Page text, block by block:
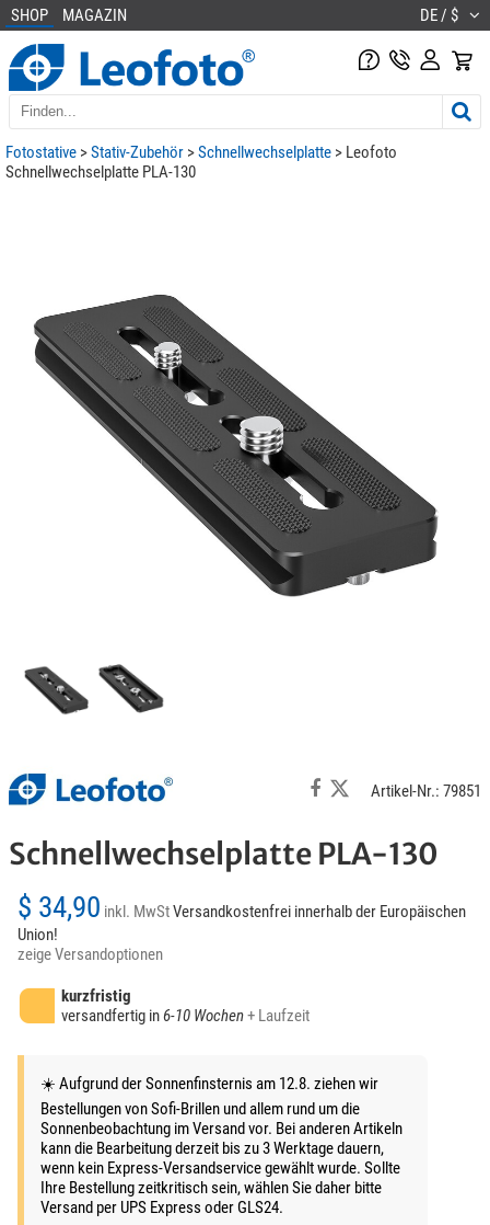
SHOP MAGAZIN DE / $
Fotostative >Stativ-Zubehör >Schnellwechselplatte > Leofoto
Schnellwechselplatte PLA-130
Artikel-Nr.: 79851
Schnellwechselplatte PLA-130
$ 34,90 inkl. MwStVersandkostenfrei innerhalb der Europäischen
Union!
zeige Versandoptionen
kurzfristig
versandfertig in6-10 Wochen+ Laufzeit
☀️ Aufgrund der Sonnenfinsternis am 12.8. ziehen wir
Bestellungen von Sofi-Brillen und allem rund um die
Sonnenbeobachtung im Versand vor. Bei anderen Artikeln
kann die Bearbeitung derzeit bis zu 3 Werktage dauern,
wenn kein Express-Versandservice gewählt wurde. Sollte
Ihre Bestellung zeitkritisch sein, wählen Sie daher bitte
Versand per UPS Express oder GLS24.